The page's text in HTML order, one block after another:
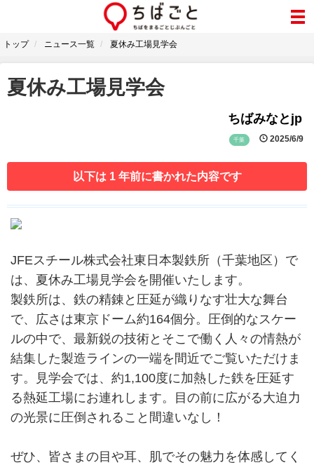
トップ ニュース一覧 夏休み工場見学会
夏休み工場見学会
ちばみなとjp
千葉 2025/6/9
以下は 1 年前に書かれた内容です
JFEスチール株式会社東日本製鉄所（千葉地区）で
は、夏休み工場見学会を開催いたします。
製鉄所は、鉄の精錬と圧延が織りなす壮大な舞台
で、広さは東京ドーム約164個分。圧倒的なスケー
ルの中で、最新鋭の技術とそこで働く人々の情熱が
結集した製造ラインの一端を間近でご覧いただけま
す。見学会では、約1,100度に加熱した鉄を圧延す
る熱延工場にお連れします。目の前に広がる大迫力
の光景に圧倒されること間違いなし！
ぜひ、皆さまの目や耳、肌でその魅力を体感してく